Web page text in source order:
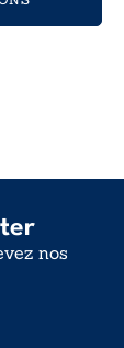
8,99€
nos